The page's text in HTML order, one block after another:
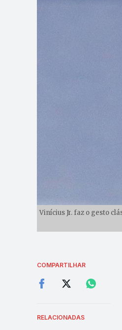
Vinícius Jr. faz o gesto
COMPARTILHAR
RELACIONADAS